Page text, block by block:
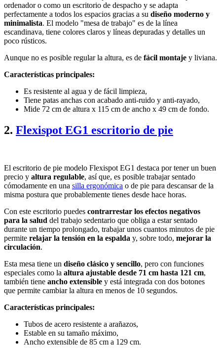
ordenador o como un escritorio de despacho y se adapta
perfectamente a todos los espacios gracias a su diseño moderno y
minimalista. El modelo "mesa de trabajo" es de la línea
escandinava, tiene colores claros y líneas depuradas y detalles un
poco rústicos.
Aunque no es posible regular la altura, es de fácil montaje y liviana.
Características principales:
Es resistente al agua y de fácil limpieza,
Tiene patas anchas con acabado anti-ruido y anti-rayado,
Mide 72 cm de altura x 115 cm de ancho x 49 cm de fondo.
2. Flexispot EG1 escritorio de pie
El escritorio de pie modelo Flexispot EG1 destaca por tener un buen
precio y altura regulable, así que, es posible trabajar sentado
cómodamente en una silla ergonómica o de pie para descansar de la
misma postura que probablemente tienes desde hace horas.
Con este escritorio puedes contrarrestar los efectos negativos
para la salud del trabajo sedentario que obliga a estar sentado
durante un tiempo prolongado, trabajar unos cuantos minutos de pie
permite relajar la tensión en la espalda y, sobre todo, mejorar la
circulación.
Esta mesa tiene un diseño clásico y sencillo, pero con funciones
especiales como la altura ajustable desde 71 cm hasta 121 cm,
también tiene ancho extensible y está integrada con dos botones
que permite cambiar la altura en menos de 10 segundos.
Características principales:
Tubos de acero resistente a arañazos,
Estable en su tamaño máximo,
Ancho extensible de 85 cm a 129 cm.